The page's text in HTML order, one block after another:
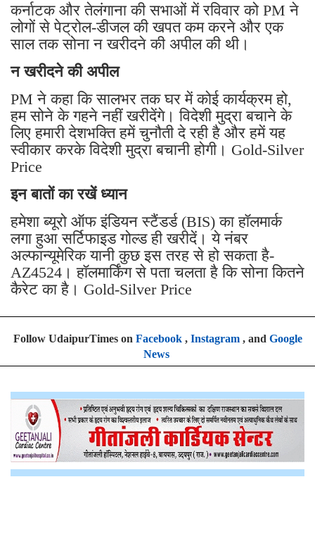
कर्नाटक और तेलंगाना की सभाओं में रविवार को PM ने
लोगों से पेट्रोल-डीजल की खपत कम करने और एक
साल तक सोना न खरीदने की अपील की थी।
न खरीदने की अपील
PM ने कहा कि सालभर तक घर में कोई कार्यक्रम हो,
हम सोने के गहने नहीं खरीदेंगे। विदेशी मुद्रा बचाने के
लिए हमारी देशभक्ति हमें चुनौती दे रही है और हमें यह
स्वीकार करके विदेशी मुद्रा बचानी होगी। Gold-Silver
Price
इन बातों का रखें ध्यान
हमेशा ब्यूरो ऑफ इंडियन स्टैंडर्ड (BIS) का हॉलमार्क
लगा हुआ सर्टिफाइड गोल्ड ही खरीदें। ये नंबर
अल्फान्यूमेरिक यानी कुछ इस तरह से हो सकता है-
AZ4524। हॉलमार्किंग से पता चलता है कि सोना कितने
कैरेट का है। Gold-Silver Price
Follow UdaipurTimes on Facebook, Instagram, and Google
News